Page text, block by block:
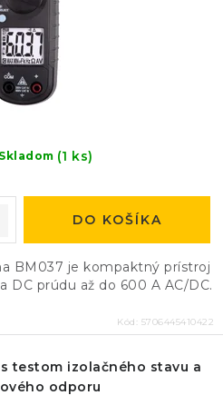
Skladom (1 ks)
DO KOŠÍKA
BM037 je kompaktný prístroj
DC prúdu až do 600 A AC/DC.
Kód: 5706445410422
testom izolačného stavu a
odporu